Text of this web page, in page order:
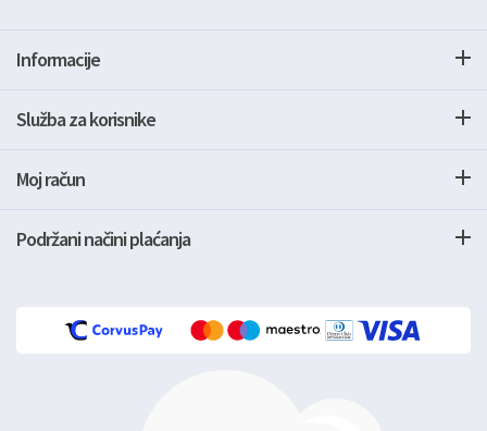
Informacije
Služba za korisnike
Moj račun
Podržani načini plaćanja